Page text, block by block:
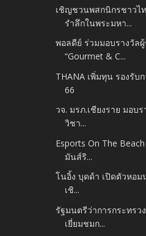
เชิญชวนพสกนิกรชาวไ
รำลึกในพระมหา...
พอลดีย์ ร่วมมอบรางวัล
“Gourmet & C...
THANA เพิ่มทุน รองรั
66
วจ. มรภ.เชียงราย มอบ
วิชา...
Esports On The
มันส์ริ...
โนอิ้ง บุดด้า เปิดตัวหอม
เชิ...
รัฐมนตรีว่าการกระทร
เยี่ยมชมก...